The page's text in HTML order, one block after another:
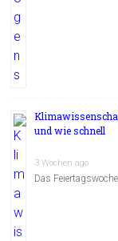
und wie schnell
3 Wochen ago
Das